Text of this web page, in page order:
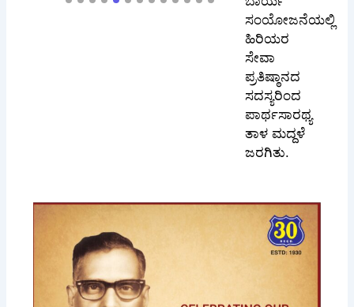
ಸಂಯೋಜನೆಯಲ್ಲಿ
ಹಿರಿಯರ
ಸೇವಾ
ಪ್ರತಿಷ್ಠಾನದ
ಸದಸ್ಯರಿಂದ
ಪಾರ್ಥಸಾರಥ್ಯ
ತಾಳ ಮದ್ದಳೆ
ಜರಗಿತು.